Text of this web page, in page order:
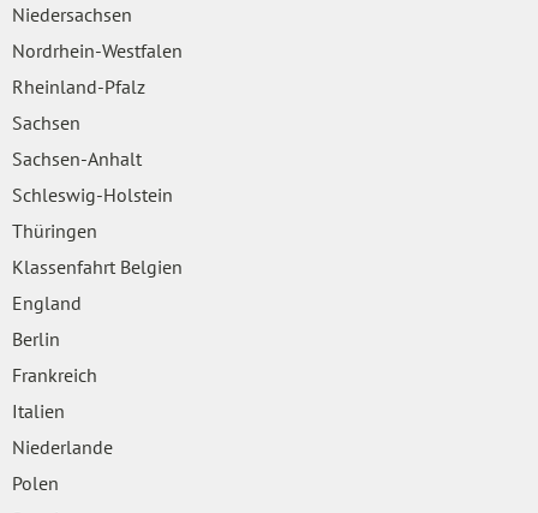
Niedersachsen
Nordrhein-Westfalen
Rheinland-Pfalz
Sachsen
Sachsen-Anhalt
Schleswig-Holstein
Thüringen
Klassenfahrt Belgien
England
Berlin
Frankreich
Italien
Niederlande
Polen